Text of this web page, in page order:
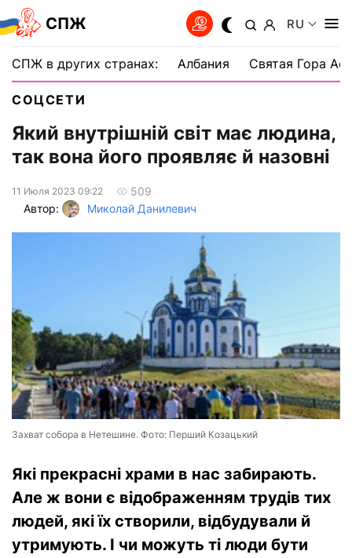
СПЖ RU
СПЖ в других странах: Албания Святая Гора
СОЦСЕТИ
Який внутрішній світ має людина,
так вона його проявляє й назовні
11 Июля 2023 09:22
509
Автор:
Миколай Данилевич
Захват собора в Нетешине. Фото: Перший Козацький
Які прекрасні храми в нас забирають.
Але ж вони є відображенням трудів тих
людей, які їх створили, відбудували й
утримують. І чи можуть ті люди бути